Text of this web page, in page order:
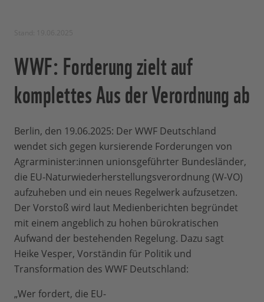
WWF: Forderung zielt auf
komplettes Aus der Verordnung ab
Berlin, den 19.06.2025: Der WWF Deutschland
wendet sich gegen kursierende Forderungen von
Agrarminister:innen unionsgeführter Bundesländer,
die EU-Naturwiederherstellungsverordnung (W-VO)
aufzuheben und ein neues Regelwerk aufzusetzen.
Der Vorstoß wird laut Medienberichten begründet
mit einem angeblich zu hohen bürokratischen
Aufwand der bestehenden Regelung. Dazu sagt
Heike Vesper, Vorständin für Politik und
Transformation des WWF Deutschland:
„Wer fordert, die EU-